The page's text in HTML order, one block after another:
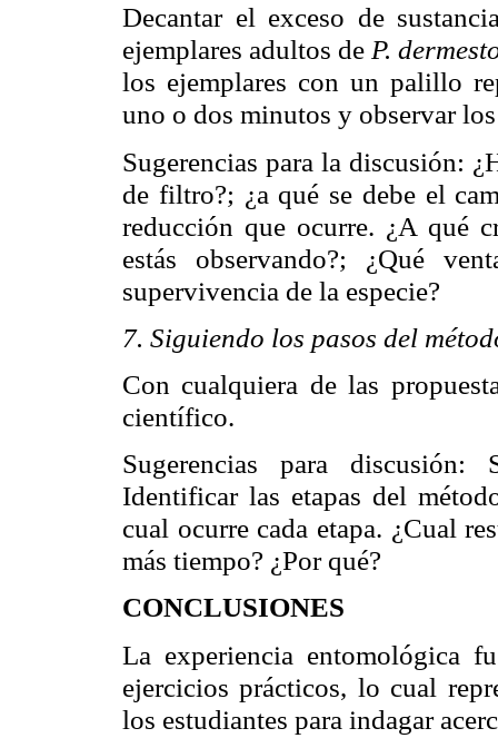
Decantar el exceso de
ejemplares adultos de P.
los ejemplares con un palillo
uno o dos minutos y observar
Sugerencias para la discusión:
de filtro?; ¿a qué se debe el
reducción que ocurre. ¿A qué
estás observando?; ¿Qué
supervivencia de la especie?
7. Siguiendo los pasos del
Con cualquiera de las
científico.
Sugerencias para discusión:
Identificar las etapas del
cual ocurre cada etapa. ¿Cual
más tiempo? ¿Por qué?
CONCLUSIONES
La experiencia entomológica
ejercicios prácticos, lo cual
los estudiantes para indagar